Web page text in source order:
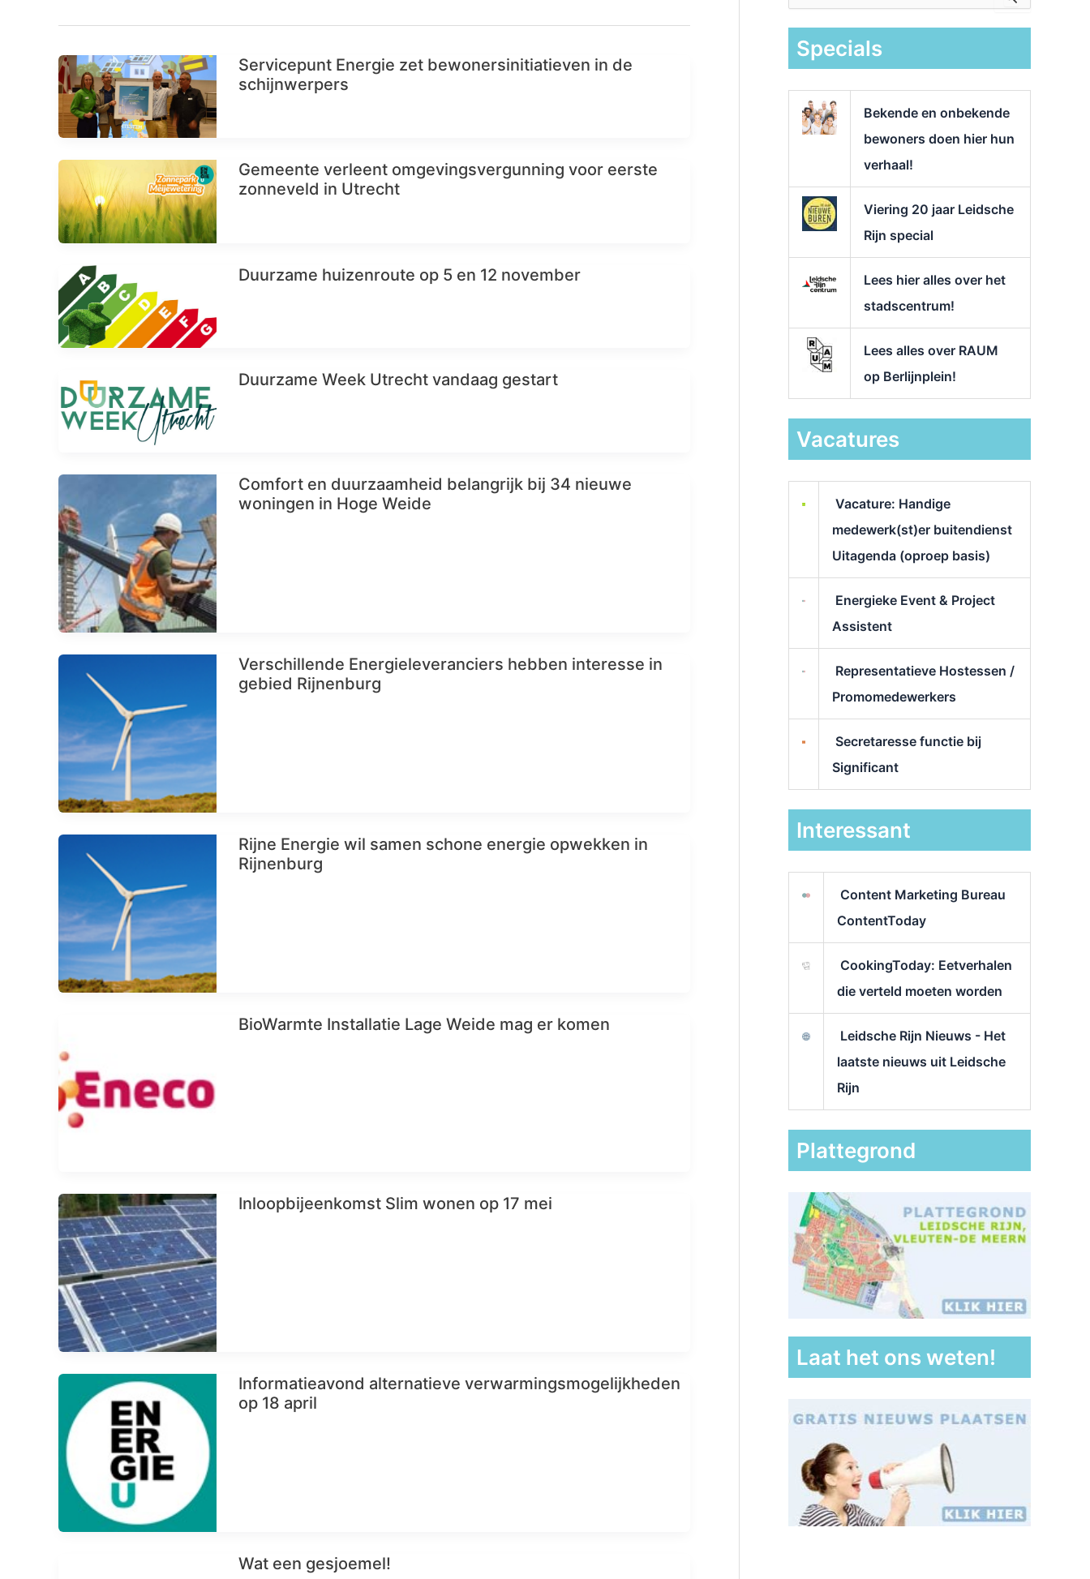
Servicepunt Energie zet bewonersinitiatieven in de
schijnwerpers
Gemeente verleent omgevingsvergunning voor eerste
zonneveld in Utrecht
Duurzame huizenroute op 5 en 12 november
Duurzame Week Utrecht vandaag gestart
Comfort en duurzaamheid belangrijk bij 34 nieuwe
woningen in Hoge Weide
Verschillende Energieleveranciers hebben interesse in
gebied Rijnenburg
Rijne Energie wil samen schone energie opwekken in
Rijnenburg
BioWarmte Installatie Lage Weide mag er komen
Inloopbijeenkomst Slim wonen op 17 mei
Informatieavond alternatieve verwarmingsmogelijkheden
op 18 april
Wat een gesjoemel!
k
Specials
Bekende en onbekende
bewoners doen hier hun
verhaal!
Viering 20 jaar Leidsche
Rijn special
Lees hier alles over het
stadscentrum!
Lees alles over RAUM
op Berlijnplein!
Vacatures
Vacature: Handige
medewerk(st)er buitendienst
Uitagenda (oproep basis)
Energieke Event & Project
Assistent
Representatieve Hostessen /
Promomedewerkers
Secretaresse functie bij
Significant
Interessant
Content Marketing Bureau
ContentToday
CookingToday: Eetverhalen
die verteld moeten worden
Leidsche Rijn Nieuws - Het
laatste nieuws uit Leidsche
Rijn
Plattegrond
Laat het ons weten!